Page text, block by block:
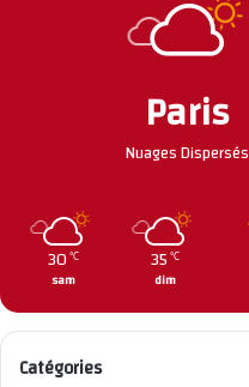
Paris
Nuages Dispersés
30℃
sam
35 ℃
dim
Catégories